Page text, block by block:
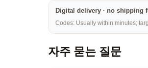
Digital delivery · no shipping
Codes: Usually within minutes;
자주 묻는 질문